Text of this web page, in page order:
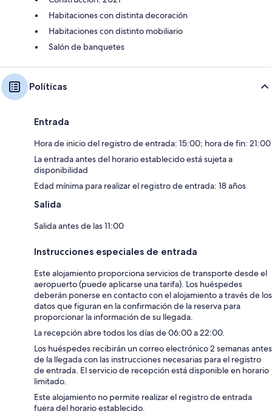
Habitaciones con distinta decoración
Habitaciones con distinto mobiliario
Salón de banquetes
Políticas
Entrada
Hora de inicio del registro de entrada: 15:00; hora de fin: 21:00
La entrada antes del horario establecido está sujeta a
disponibilidad
Edad mínima para realizar el registro de entrada: 18 años
Salida
Salida antes de las 11:00
Instrucciones especiales de entrada
Este alojamiento proporciona servicios de transporte desde el
aeropuerto (puede aplicarse una tarifa). Los huéspedes
deberán ponerse en contacto con el alojamiento a través de los
datos que figuran en la confirmación de la reserva para
proporcionar la información de su llegada.
La recepción abre todos los días de 06:00 a 22:00.
Los huéspedes recibirán un correo electrónico 2 semanas antes
de la llegada con las instrucciones necesarias para el registro
de entrada. El servicio de recepción está disponible en horario
limitado.
Este alojamiento no permite realizar el registro de entrada
fuera del horario establecido.